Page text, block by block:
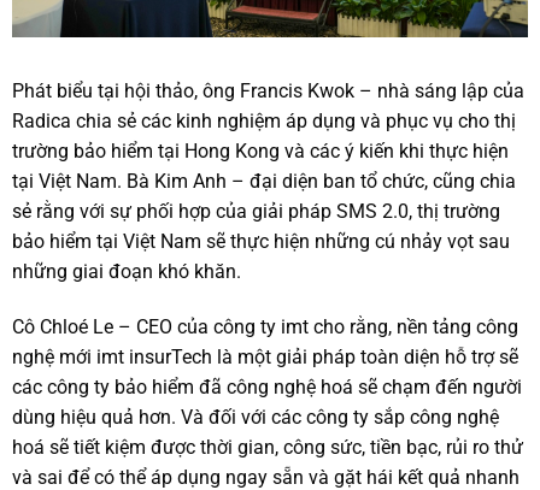
Phát biểu tại hội thảo, ông Francis Kwok – nhà sáng lập của
Radica chia sẻ các kinh nghiệm áp dụng và phục vụ cho thị
trường bảo hiểm tại Hong Kong và các ý kiến khi thực hiện
tại Việt Nam. Bà Kim Anh – đại diện ban tổ chức, cũng chia
sẻ rằng với sự phối hợp của giải pháp SMS 2.0, thị trường
bảo hiểm tại Việt Nam sẽ thực hiện những cú nhảy vọt sau
những giai đoạn khó khăn.
Cô Chloé Le – CEO của công ty imt cho rằng, nền tảng công
nghệ mới imt insurTech là một giải pháp toàn diện hỗ trợ sẽ
các công ty bảo hiểm đã công nghệ hoá sẽ chạm đến người
dùng hiệu quả hơn. Và đối với các công ty sắp công nghệ
hoá sẽ tiết kiệm được thời gian, công sức, tiền bạc, rủi ro thử
và sai để có thể áp dụng ngay sẵn và gặt hái kết quả nhanh